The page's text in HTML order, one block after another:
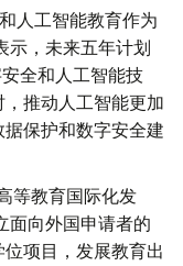
人工智能教育作为
示，未来五年计划
全和人工智能技
推动人工智能更加
保护和数字安全建
等教育国际化发
面向外国申请者的
项目，发展教育出